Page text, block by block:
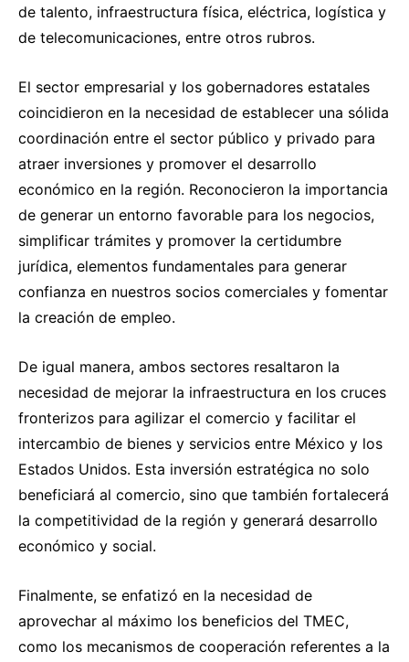
de talento, infraestructura física, eléctrica, logística y
de telecomunicaciones, entre otros rubros.
El sector empresarial y los gobernadores estatales
coincidieron en la necesidad de establecer una sólida
coordinación entre el sector público y privado para
atraer inversiones y promover el desarrollo
económico en la región. Reconocieron la importancia
de generar un entorno favorable para los negocios,
simplificar trámites y promover la certidumbre
jurídica, elementos fundamentales para generar
confianza en nuestros socios comerciales y fomentar
la creación de empleo.
De igual manera, ambos sectores resaltaron la
necesidad de mejorar la infraestructura en los cruces
fronterizos para agilizar el comercio y facilitar el
intercambio de bienes y servicios entre México y los
Estados Unidos. Esta inversión estratégica no solo
beneficiará al comercio, sino que también fortalecerá
la competitividad de la región y generará desarrollo
económico y social.
Finalmente, se enfatizó en la necesidad de
aprovechar al máximo los beneficios del TMEC,
como los mecanismos de cooperación referentes a la